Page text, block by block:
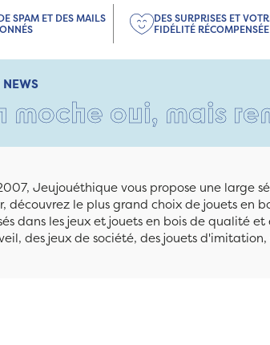
SPAM ET DES MAILS
DES SURPRISES ET
FIDÉLITÉ RÉCOMPENSÉE
oui, mais rempli
Jeujouéthique vous propose une large
découvrez le plus grand choix de jouets en
dans les jeux et jouets en bois de qualité
des jeux de société, des jouets